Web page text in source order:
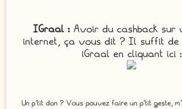
IGraal : Avoir du cashback sur
internet, ça vous dit ? Il suffit de
iGraal en cliquant ici :
Un p'tit don ? Vous pouvez faire un p’tit geste,